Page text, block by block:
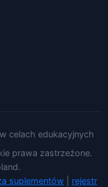
celach edukacyjnych
prawa zastrzeżone.
suplementów rejestr